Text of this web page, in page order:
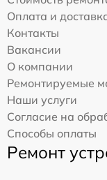
Оплата и
Контакты
Вакансии
О компании
Ремонтируемые
Наши услуги
Согласие на
Способы оплаты
Ремонт